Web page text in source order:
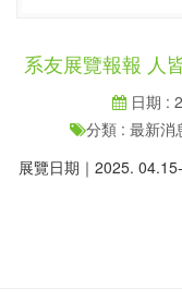
系友展覽報報 人
日期 :
分類 : 最新消
展覽日期｜2025.